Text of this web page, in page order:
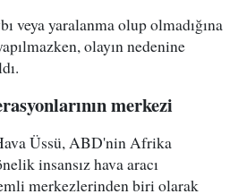
veya yaralanma olup olmadığına
olayın nedenine
merkezi
Üssü, ABD'nin Afrika
insansız hava aracı
merkezlerinden biri olarak